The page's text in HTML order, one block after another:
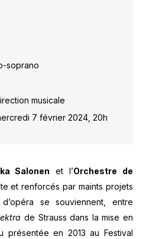
soprano
musicale
7 février 2024, 20h
Salonen et l’Orchestre de
et renforcés par maints projets
se souviennent, entre
de Strauss dans la mise en
présentée en 2013 au Festival